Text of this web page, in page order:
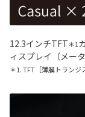
12.3インチTFT＊1
ィスプレイ（メー
＊1. TFT［薄膜トラン